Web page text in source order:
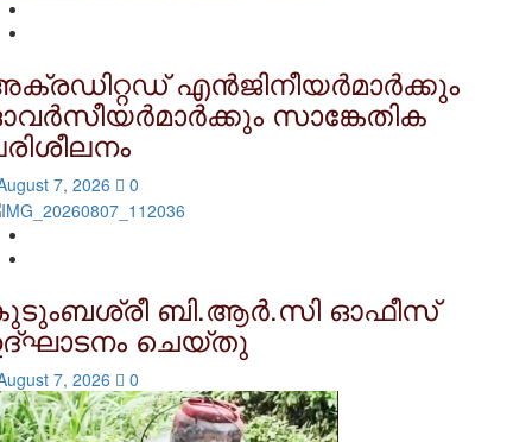
എന്‍ജിനീയര്‍മാര്‍ക്കും
സാങ്കേതിക
7, 2026 0
ബി.ആര്‍.സി ഓഫീസ്
ചെയ്തു
7, 2026 0